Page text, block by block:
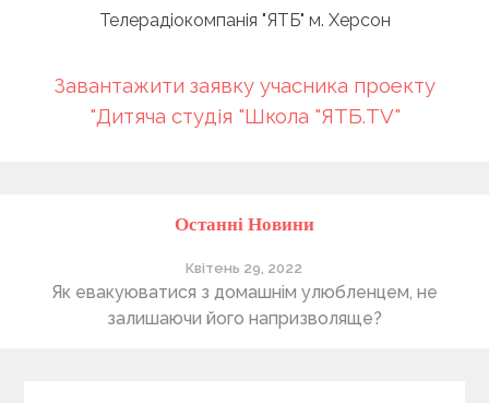
Телерадіокомпанія "ЯТБ" м. Херсон
Завантажити заявку учасника проекту
"Дитяча студія "Школа "ЯТБ.TV"
Останні Новини
Квітень 29, 2022
Як евакуюватися з домашнім улюбленцем, не
залишаючи його напризволяще?